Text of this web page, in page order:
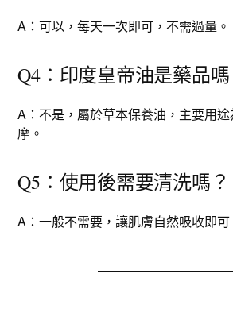
A：可以，每天一次即可，不需過量。
Q4：印度皇帝油是藥品嗎
A：不是，屬於草本保養油，主要用
摩。
Q5：使用後需要清洗嗎？
A：一般不需要，讓肌膚自然吸收即可